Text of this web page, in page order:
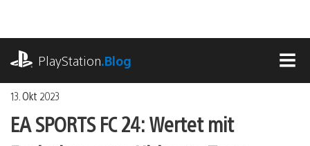
springen
PlayStation.Blog
13. Okt 2023
EA SPORTS FC 24: Wertet mit